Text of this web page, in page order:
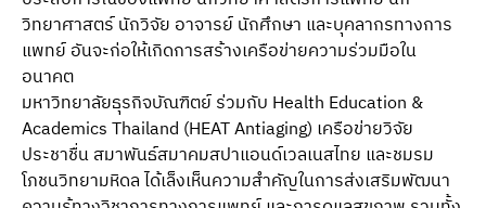
วิทยาศาสตร์ นักวิจัย อาจารย์ นักศึกษา และบุคลากรทางการ
แพทย์ อันจะก่อให้เกิดการสร้างเครือข่ายความร่วมมือใน
อนาคต
มหาวิทยาลัยธุรกิจบัณฑิตย์ ร่วมกับ Health Education &
Academics Thailand (HEAT Antiaging) เครือข่ายวิจัย
ประชาชื่น สมาพันธ์สมาคมสปาแอนด์เวลเนสไทย และชมรม
โภชนวิทยามหิดล ได้เล็งเห็นความสําคัญในการส่งเสริมพัฒนา